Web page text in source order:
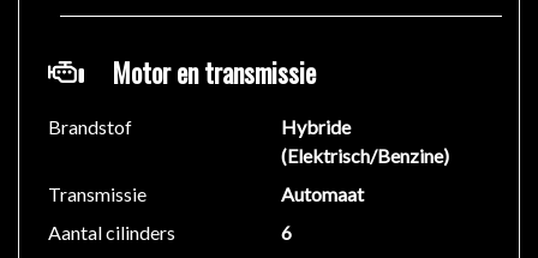
Motor en transmissie
Brandstof
Hybride
(Elektrisch/Benzine)
Transmissie
Automaat
Aantal cilinders
6